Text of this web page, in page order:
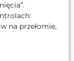
na przełomie,